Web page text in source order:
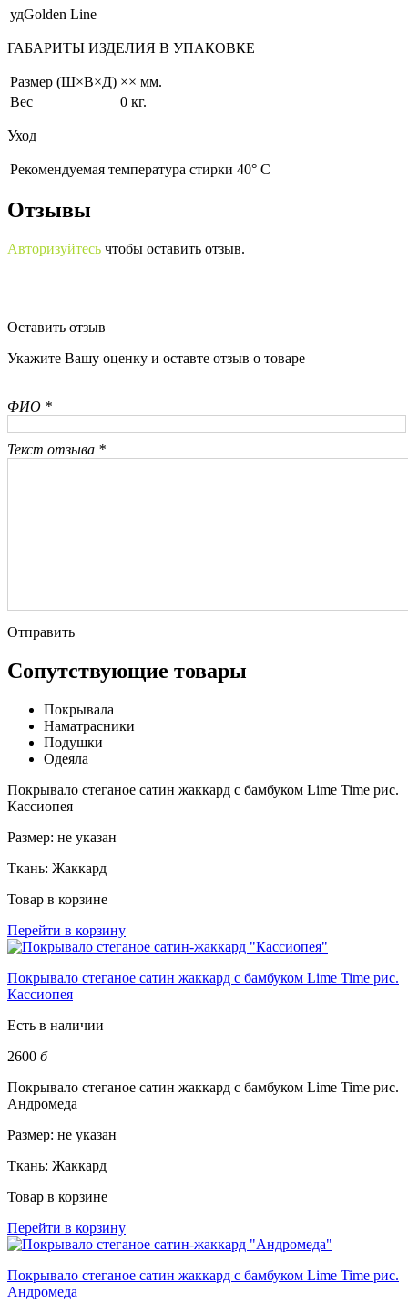
удGolden Line
ГАБАРИТЫ ИЗДЕЛИЯ В УПАКОВКЕ
Размер (Ш×В×Д) ×× мм.
Вес
0 кг.
Уход
Рекомендуемая температура стирки 40° С
Отзывы
Авторизуйтесь чтобы оставить отзыв.
Оставить отзыв
Укажите Вашу оценку и оставте отзыв о товаре
ФИО *
Текст отзыва *
Отправить
Сопутствующие товары
Покрывала
Наматрасники
Подушки
Одеяла
Покрывало стеганое сатин жаккард с бамбуком Lime Time рис.
Кассиопея
Размер: не указан
Ткань: Жаккард
Товар в корзине
Перейти в корзину
Покрывало стеганое сатин жаккард с бамбуком Lime Time рис.
Кассиопея
Есть в наличии
2600 б
Покрывало стеганое сатин жаккард с бамбуком Lime Time рис.
Андромеда
Размер: не указан
Ткань: Жаккард
Товар в корзине
Перейти в корзину
Покрывало стеганое сатин жаккард с бамбуком Lime Time рис.
Андромеда